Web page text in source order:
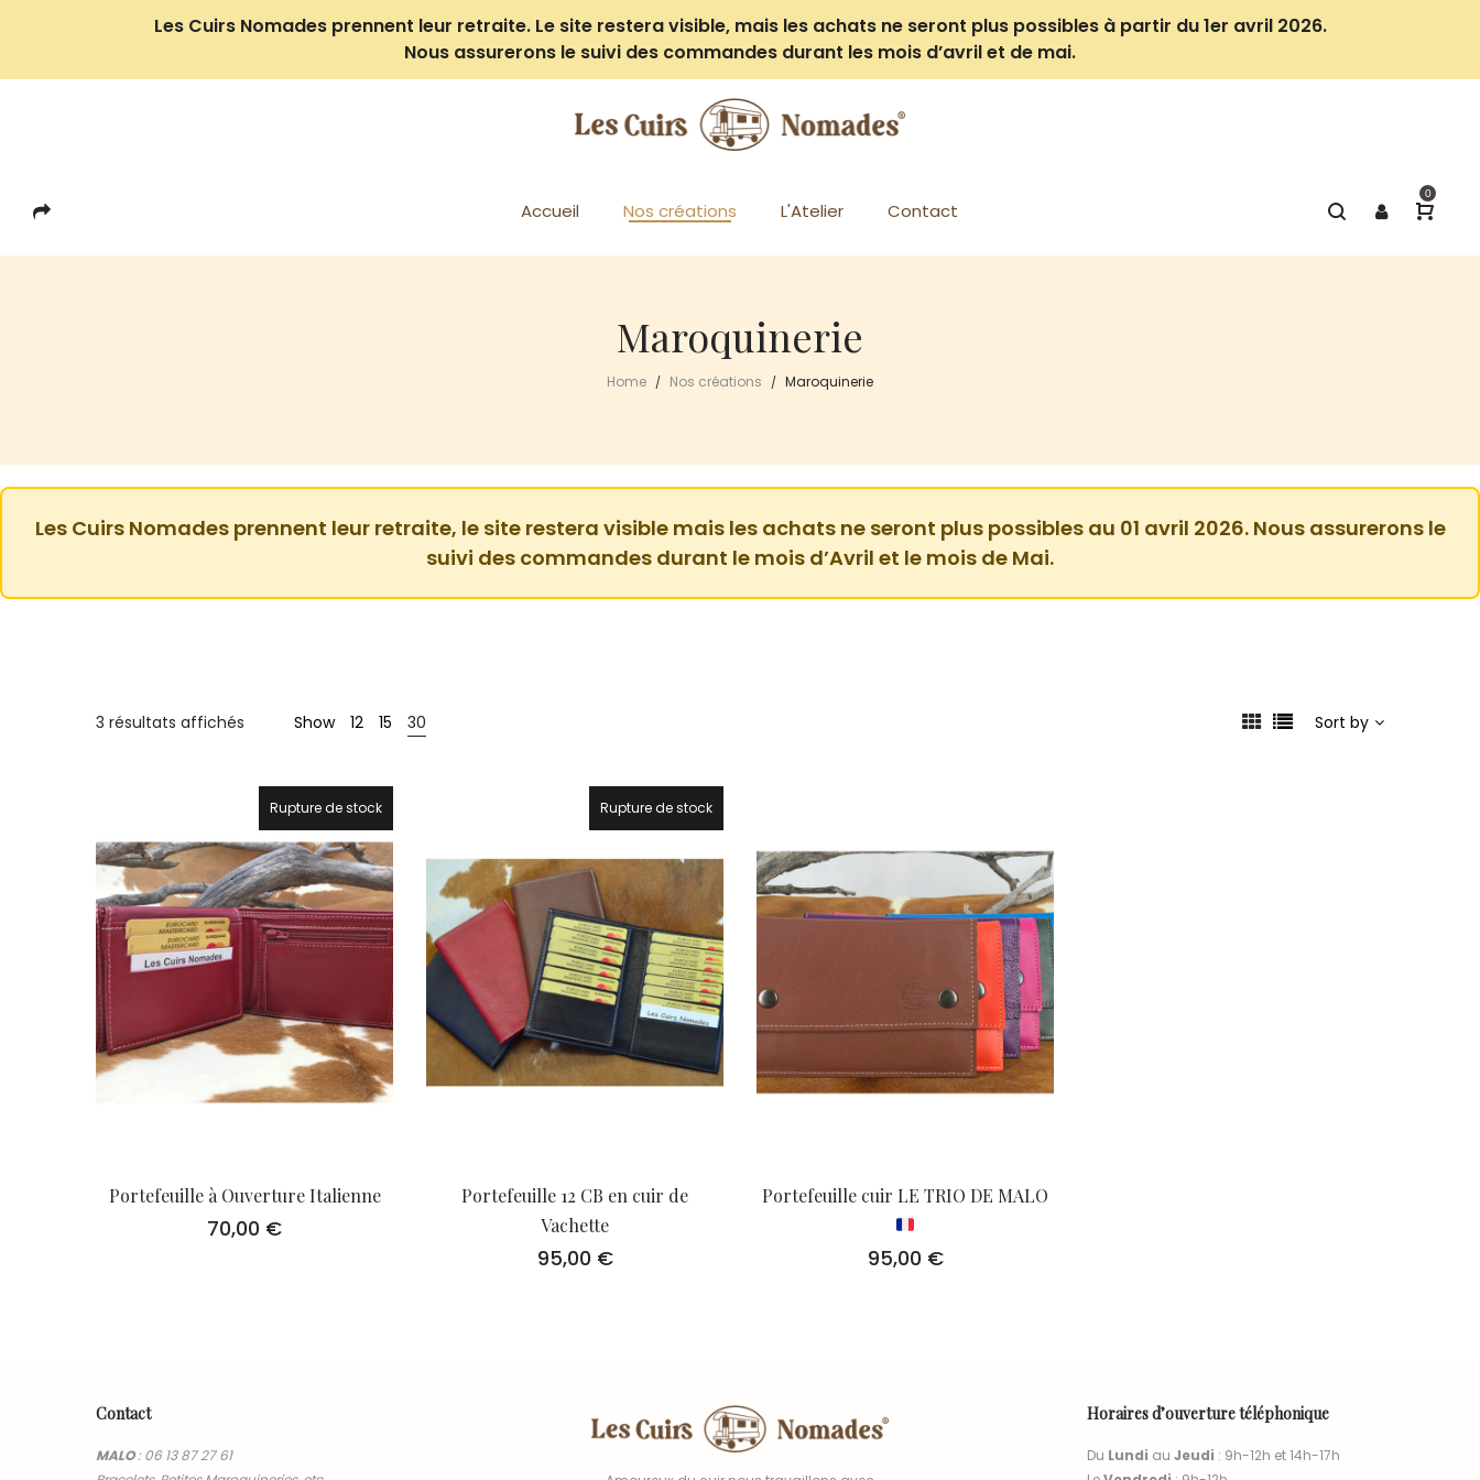
Les Cuirs Nomades prennent leur retraite. Le site restera visible, mais les achats ne seront plus possibles à partir du 1er avril 2026.
Nous assurerons le suivi des commandes durant les mois d’avril et de mai.
Accueil Nos créations L'Atelier Contact
0
Maroquinerie
Home / Nos créations / Maroquinerie
Les Cuirs Nomades prennent leur retraite, le site restera visible mais les achats ne seront plus possibles au 01 avril 2026. Nous assurerons le
suivi des commandes durant le mois d’Avril et le mois de Mai.
3 résultats affichés
croissant
Show 12 15 30 Sort by
Rupture de stock
Portefeuille à Ouverture Italienne
70,00 €
Rupture de stock
Portefeuille 12 CB en cuir de
Vachette
95,00 €
Portefeuille cuir LE TRIO DE MALO
95,00 €
Contact
MALO:06 13 87 27 61
Horaires d’ouverture téléphonique
Du Lundi au Jeudi : 9h-12h et 14h-17h